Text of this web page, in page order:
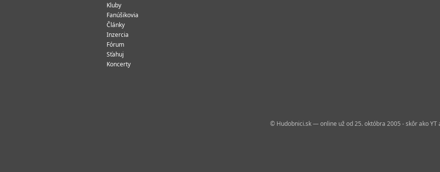
Kluby
Fanúšikovia
Články
Inzercia
Fórum
Sťahuj
Koncerty
© Hudobnici.sk — online už od 25. októbra 2005 - skôr ako YT